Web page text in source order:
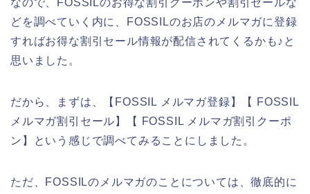
どを調べていく内に、FOSSILのお店のメルマガに登録
すればお得な割引セール情報が配信されてくるかも♪と
思いました。
だから、まずは、【FOSSIL メルマガ登録】【 FOSSIL
メルマガ割引セール】【 FOSSIL メルマガ割引クーポ
ン】という感じで調べてみることにしました。
ただ、FOSSILのメルマガのことについては、徹底的に